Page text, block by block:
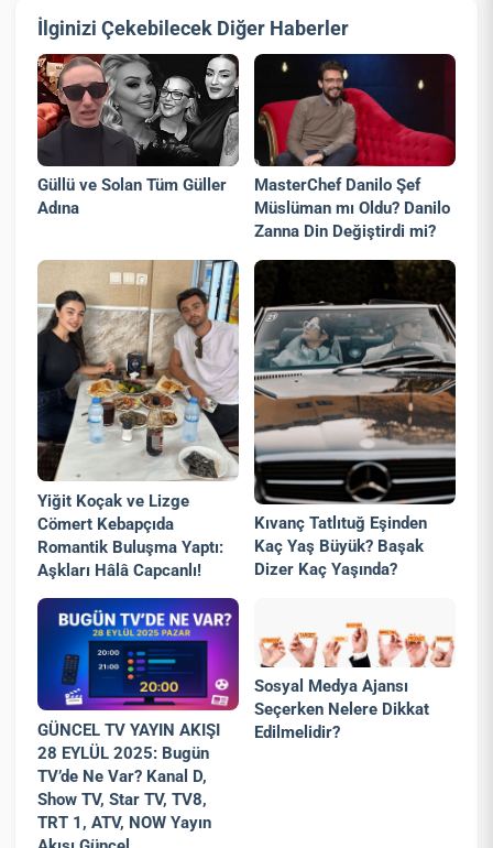
İlginizi Çekebilecek Diğer Haberler
Güllü ve Solan Tüm Güller
Adına
MasterChef Danilo Şef
Müslüman mı Oldu? Danilo
Zanna Din Değiştirdi mi?
Yiğit Koçak ve Lizge
Cömert Kebapçıda
Romantik Buluşma Yaptı:
Aşkları Hâlâ Capcanlı!
Kıvanç Tatlıtuğ Eşinden
Kaç Yaş Büyük? Başak
Dizer Kaç Yaşında?
GÜNCEL TV YAYIN AKIŞI
28 EYLÜL 2025: Bugün
TV’de Ne Var? Kanal D,
Show TV, Star TV, TV8,
TRT 1, ATV, NOW Yayın
Sosyal Medya Ajansı
Seçerken Nelere Dikkat
Edilmelidir?